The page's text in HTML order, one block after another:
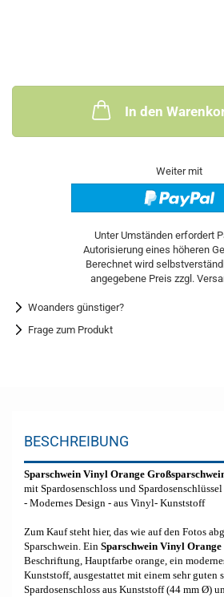
In den
Weiter mit
Woanders günstiger?
Frage zum Produkt
BESCHREIBUNG
Sparschwein Vinyl Orange
mit Spardosenschloss und Spardosenschlüssel
- Modernes Design - aus Vinyl- Kunststoff
Zum Kauf steht hier, das wie auf den Fotos
Sparschwein. Ein Sparschwein Vinyl
Beschriftung, Hauptfarbe orange, ein
Kunststoff, ausgestattet mit einem sehr guten
Spardosenschloss aus Kunststoff (44 mm Ø)